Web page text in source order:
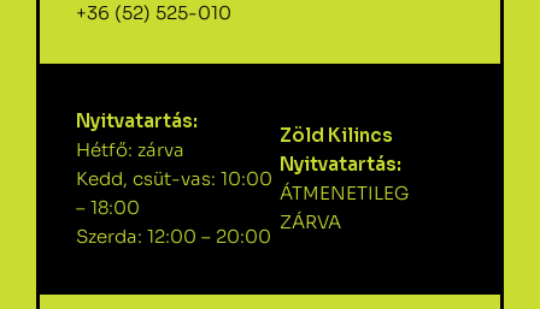
+36 (52) 525-010
Nyitvatartás:
Hétfő: zárva
Kedd, csüt-vas: 10:00
– 18:00
Szerda: 12:00 – 20:00
Zöld Kilincs
Nyitvatartás:
ÁTMENETILEG
ZÁRVA